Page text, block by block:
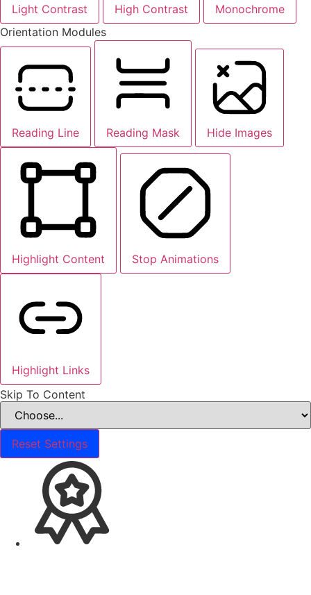
Light Contrast High Contrast
Monochrome
Orientation Modules
Reading Line Reading Mask Hide Images
Highlight Content Stop Animations
Highlight Links
Skip To Content
Reset Settings